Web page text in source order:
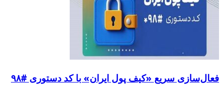
سریع «کیف پول ایران» با کد دستوری #۹۸